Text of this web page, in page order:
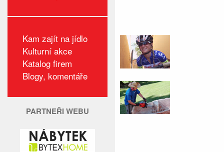
Kam zajít na jídlo
Kulturní akce
Katalog firem
Blogy, komentáře
PARTNEŘI WEBU